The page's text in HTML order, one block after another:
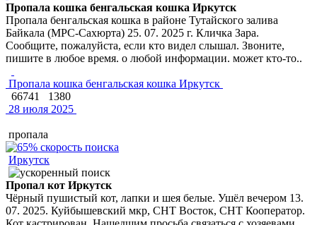
Пропала кошка бенгальская кошка Иркутск
Пропала бенгальская кошка в районе Тутайского залива
Байкала (МРС-Сахюрта) 25. 07. 2025 г. Кличка Зара.
Сообщите, пожалуйста, если кто видел слышал. Звоните,
пишите в любое время. о любой информации. может кто-то..
Пропала кошка бенгальская кошка Иркутск
66741
1380
28 июля 2025
пропала
Иркутск
Пропал кот Иркутск
Чёрный пушистый кот, лапки и шея белые. Ушёл вечером 13.
07. 2025. Куйбышевский мкр, СНТ Восток, СНТ Кооператор.